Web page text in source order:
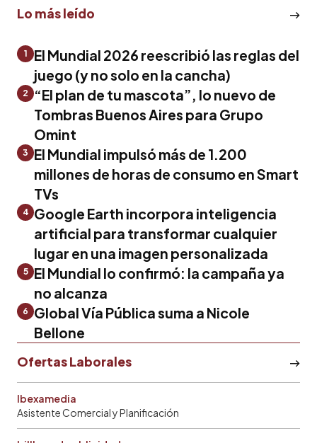
Lo más leído
1
El Mundial 2026 reescribió las reglas del
juego (y no solo en la cancha)
2
“El plan de tu mascota”, lo nuevo de
Tombras Buenos Aires para Grupo
Omint
3
El Mundial impulsó más de 1.200
millones de horas de consumo en Smart
TVs
4 Google Earth incorpora inteligencia
artificial para transformar cualquier
lugar en una imagen personalizada
5
El Mundial lo confirmó: la campaña ya
no alcanza
6
Global Vía Pública suma a Nicole
Bellone
Ofertas Laborales
Ibexamedia
Asistente Comercial y Planificación